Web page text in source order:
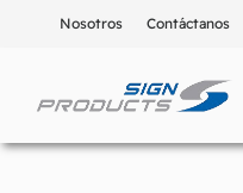
Nosotros Contáctanos